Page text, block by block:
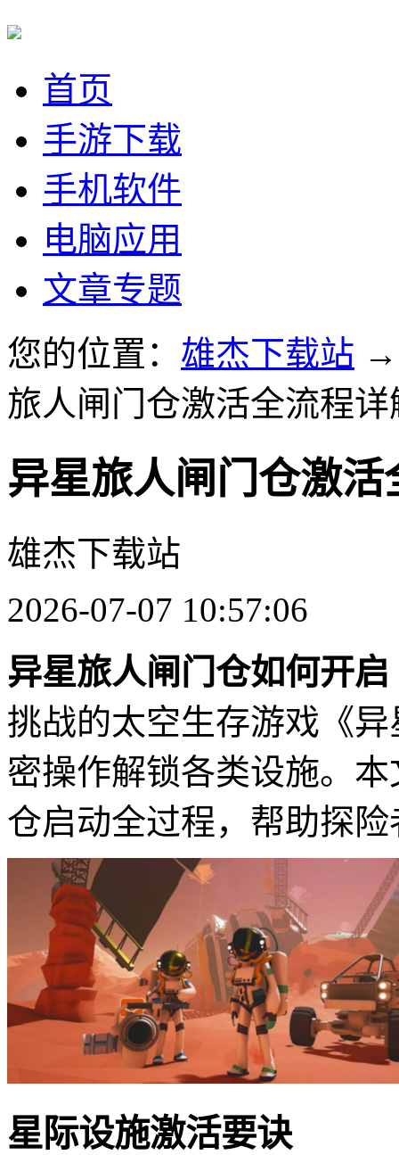
首页
手游下载
手机软件
电脑应用
文章专题
您的位置： 雄杰下载站
旅人闸门仓激活全流程详
异星旅人闸门仓激活
雄杰下载站
2026-07-07 10:57:06
异星旅人闸门仓如何开
挑战的太空生存游戏《
密操作解锁各类设施。
仓启动全过程，帮助探
星际设施激活要诀